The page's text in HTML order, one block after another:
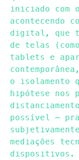
iniciado com
acontecendo
digital, que
de telas
tablets e
o isolamento
hipótese nos
possível –
mediações
dispositivos.